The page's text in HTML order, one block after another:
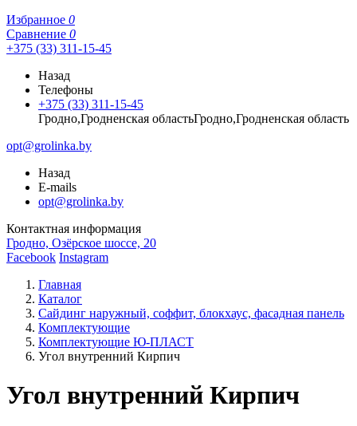
Избранное 0
Сравнение 0
+375 (33) 311-15-45
Назад
Телефоны
+375 (33) 311-15-45
Гродно,Гродненская областьГродно,Гродненская область
opt@grolinka.by
Назад
E-mails
opt@grolinka.by
Контактная информация
Гродно, Озёрское шоссе, 20
Facebook Instagram
Главная
Каталог
Сайдинг наружный, соффит, блокхаус, фасадная панель
Комплектующие
Комплектующие Ю-ПЛАСТ
Угол внутренний Кирпич
Угол внутренний Кирпич